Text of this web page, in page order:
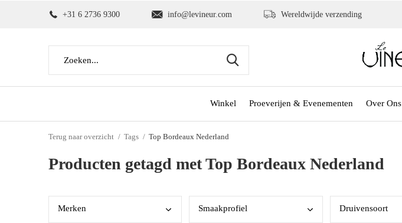
Winkel Proeverijen & Evenementen Over Ons
+31 6 2736 9300 info@levineur.com Wereldwijde verzending
Terug naar overzicht Tags Top Bordeaux Nederland
Producten getagd met Top Bordeaux Nederland
Merken Smaakprofiel Druivensoort